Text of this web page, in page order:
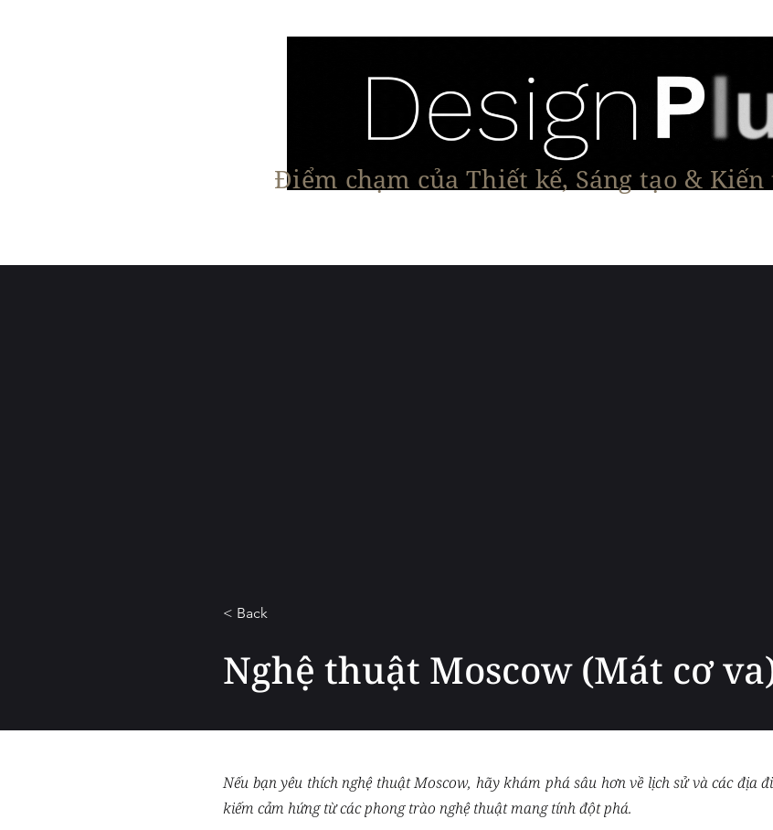
Điểm chạm của Thiết kế, Sáng tạo &
< Back
Nghệ thuật Moscow (Mát cơ
Nếu bạn yêu thích nghệ thuật Moscow, hãy khám phá sâu hơn về lịch sử và các địa
kiếm cảm hứng từ các phong trào nghệ thuật mang tính đột phá.